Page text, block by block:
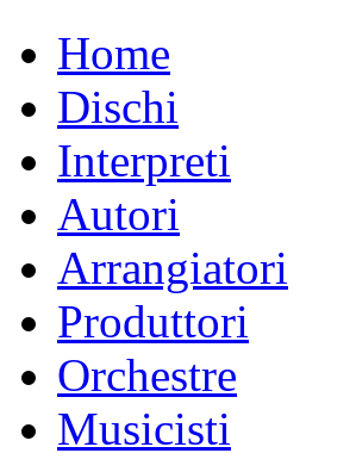
Home
Dischi
Interpreti
Autori
Arrangiatori
Produttori
Orchestre
Musicisti